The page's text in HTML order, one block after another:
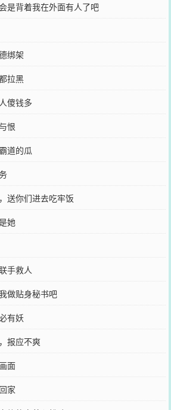
是背着我在外面有人了吧
绑架
拉黑
傻钱多
恨
道的瓜
送你们进去吃牢饭
她
手救人
做贴身秘书吧
有妖
报应不爽
面
家